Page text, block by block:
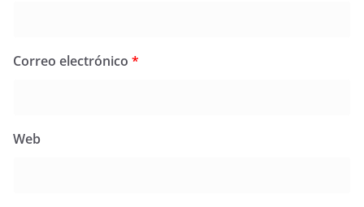
Correo electrónico *
Web